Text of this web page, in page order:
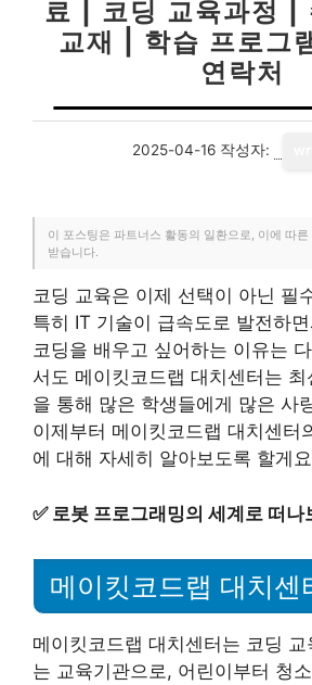
료 | 코딩 교육과정 |
교재 | 학습 프로그
연락처
2025-04-16 작성자:
이 포스팅은 파트너스 활동의 일환으로, 이에 따
받습니다.
코딩 교육은 이제 선택이 아닌 필
특히 IT 기술이 급속도로 발전하
코딩을 배우고 싶어하는 이유는
서도 메이킷코드랩 대치센터는
을 통해 많은 학생들에게 많은 사
이제부터 메이킷코드랩 대치센터
에 대해 자세히 알아보도록 할게
✅ 로봇 프로그래밍의 세계로 떠나
메이킷코드랩 대치센
메이킷코드랩 대치센터는 코딩
는 교육기관으로, 어린이부터 청